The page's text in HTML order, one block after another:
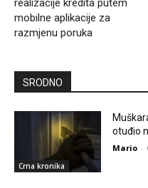
realizacije kredita putem
mobilne aplikacije za
razmjenu poruka
SRODNO
Crna kronika
otuđio
Mario -